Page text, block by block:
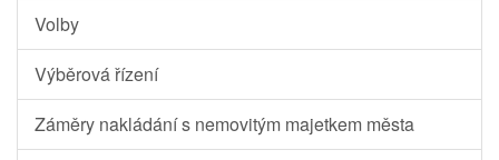
Volby
Výběrová řízení
Záměry nakládání s nemovitým majetkem města